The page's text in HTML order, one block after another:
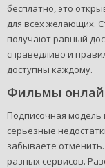
бесплатно, это
для всех желающих.
получают равный
справедливо и
доступны каждому.
Фильмы
Подписочная модель
серьезные
забываете
разных сервисов.